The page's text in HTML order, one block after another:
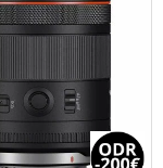
OCCASION